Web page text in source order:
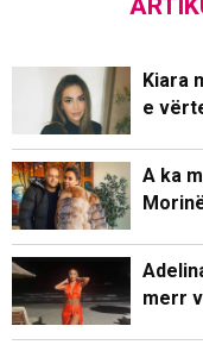
Kiara
e
A ka
merr